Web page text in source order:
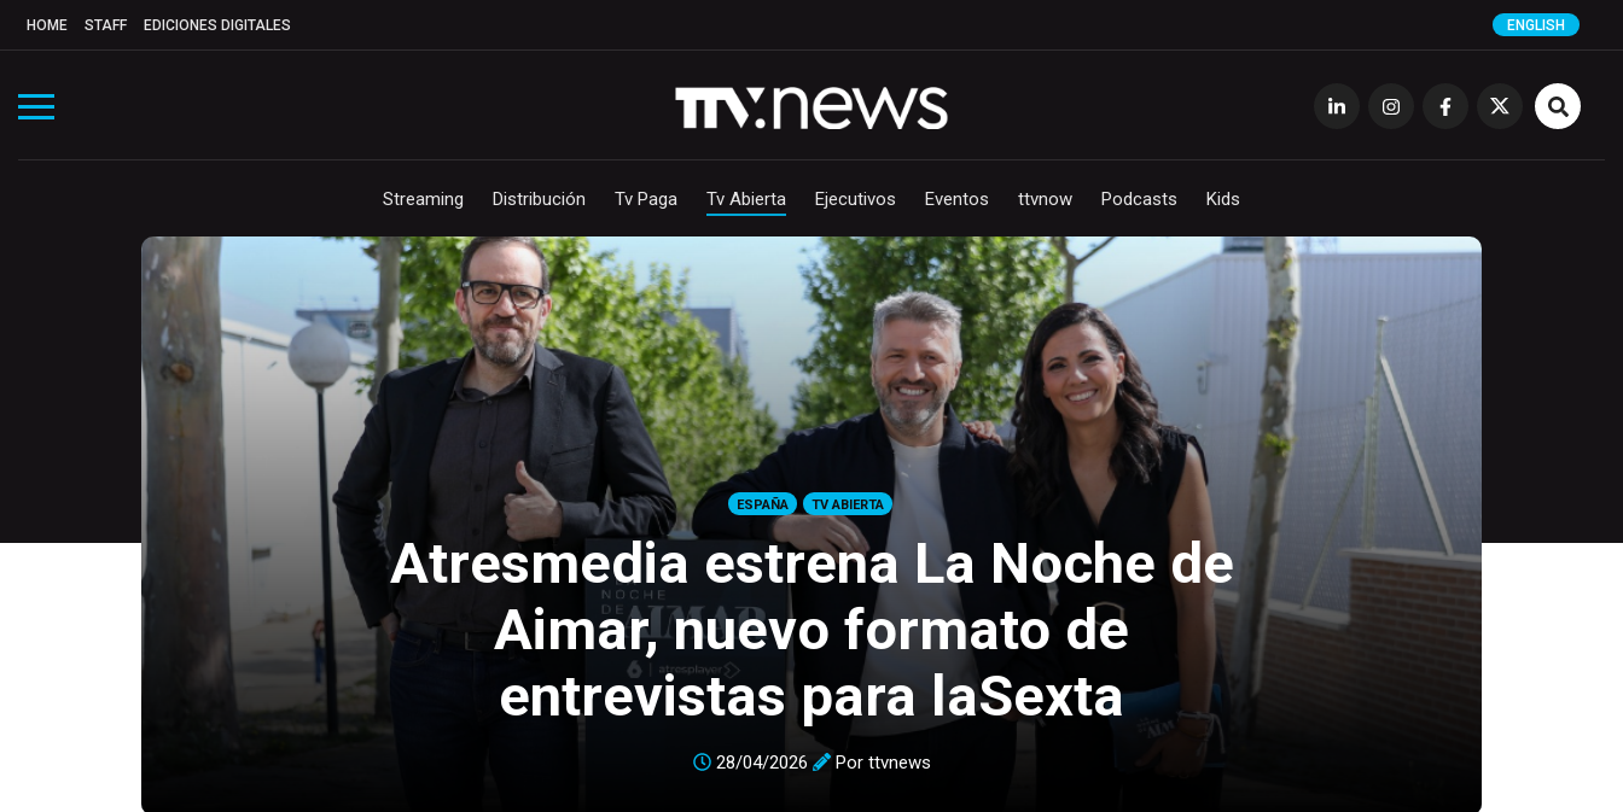
HOME STAFF EDICIONES DIGITALES ENGLISH
Streaming Distribución Tv Paga Tv Abierta Ejecutivos Eventos ttvnow Podcasts Kids
ESPAÑA TV ABIERTA
Atresmedia estrena La Noche de
Aimar, nuevo formato de
entrevistas para laSexta
28/04/2026 Por ttvnews